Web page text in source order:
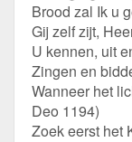
Brood zal Ik u
Gij zelf zijt,
U kennen, uit
Zingen en
Wanneer het
Deo 1194)
Zoek eerst het